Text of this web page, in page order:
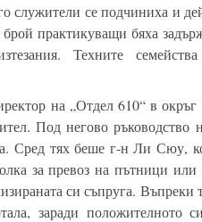
служители се подчиниха и
брой практикуващи бяха
Техните
на „Отдел 610“ в
Под негово ръководство
Сред тях беше г-н Ли Сюу,
за превоз на пътници
си съпруга. Въпреки
заради положителното